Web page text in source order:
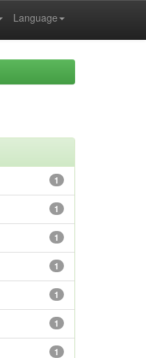
Language
1
1
1
1
1
1
1